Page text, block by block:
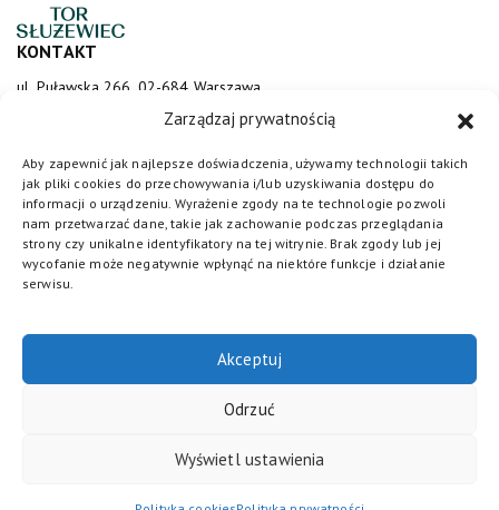
Zarządzaj prywatnością
Aby zapewnić jak najlepsze doświadczenia, używamy technologii takich
jak pliki cookies do przechowywania i/lub uzyskiwania dostępu do
informacji o urządzeniu. Wyrażenie zgody na te technologie pozwoli
nam przetwarzać dane, takie jak zachowanie podczas przeglądania
strony czy unikalne identyfikatory na tej witrynie. Brak zgody lub jej
wycofanie może negatywnie wpłynąć na niektóre funkcje i działanie
serwisu.
Akceptuj
Odrzuć
Wyświetl ustawienia
KONTAKT
ul. Puławska 266, 02-684 Warszawa
sluzewiec@totalizator.pl
KONTAKT DLA MEDIÓW
media@torsluzewiec.pl
DOŁĄCZ DO NAS
© 2026. Wszystkie prawa zastrzeżone /
Polityka prywatności